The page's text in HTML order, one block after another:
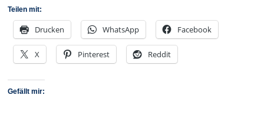
Teilen mit:
Drucken WhatsApp Facebook
X Pinterest Reddit
Gefällt mir: